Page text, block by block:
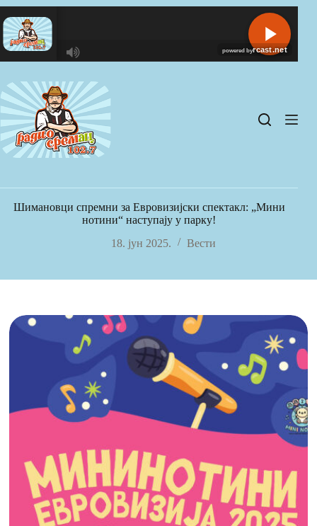
Skip
to
content
C
A
S
T
.
N
Шимановци спремни за Евровизијски спектакл: „Мини
нотини“ наступају у парку!
18. јун 2025.
Вести